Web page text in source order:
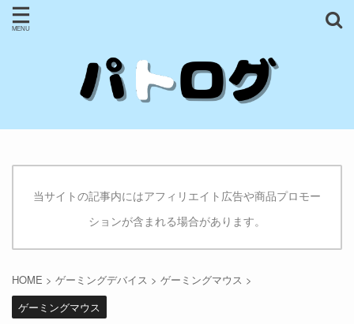
当サイトの記事内にはアフィリエイト広告や商品プロモー
ションが含まれる場合があります。
HOME > ゲーミングデバイス > ゲーミングマウス >
ゲーミングマウス